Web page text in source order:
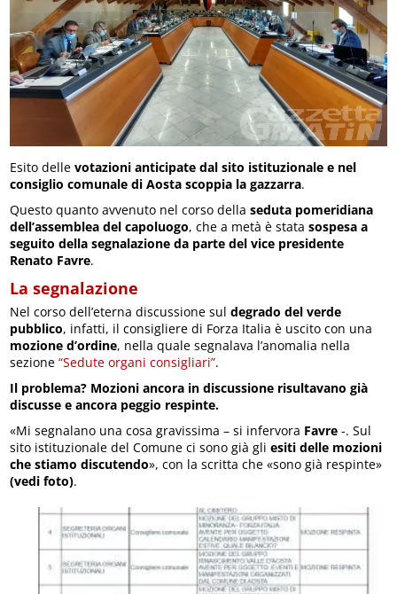
Esito dellevotazioni anticipate dal sito istituzionale e nel
consiglio comunale di Aosta scoppia la gazzarra.
Questo quanto avvenuto nel corso dellaseduta pomeridiana
dell’assemblea del capoluogo, che a metà è statasospesa a
seguito della segnalazione da parte del vice presidente
Renato Favre.
La segnalazione
Nel corso dell’eterna discussione suldegrado del verde
pubblico, infatti, il consigliere di Forza Italia è uscito con una
mozione d’ordine, nella quale segnalava l’anomalia nella
sezione“Sedute organi consigliari”.
Il problema? Mozioni ancora in discussione risultavano già
discusse e ancora peggio respinte.
«Mi segnalano una cosa gravissima – si infervora Favre -. Sul
sito istituzionale del Comune ci sono già gliesiti delle mozioni
che stiamo discutendo», con la scritta che «sono già respinte»
(vedi foto).